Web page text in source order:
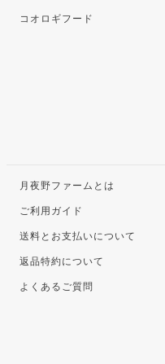
コオロギフード
月夜野ファームとは
ご利用ガイド
送料とお支払いについて
返品特約について
よくあるご質問